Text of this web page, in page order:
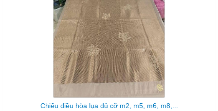
Chiếu điều hòa lụa đủ cỡ m2, m5, m6, m8,...